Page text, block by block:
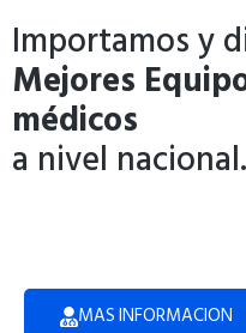
Importamos y
Mejores
médicos
a nivel nacional.
MAS INFORMACION